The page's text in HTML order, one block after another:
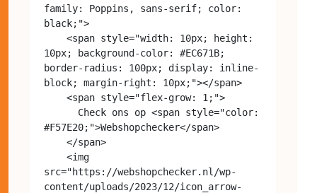
family: Poppins, sans-serif; color:
black;">
10px; background-color: #EC671B;
border-radius: 100px; display: inline-
block; margin-right: 10px;"></span>
#F57E20;">Webshopchecker</span>
src="https://webshopchecker.nl/wp-
content/uploads/2023/12/icon_arrow-